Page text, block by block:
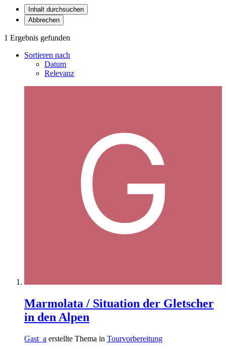
Inhalt durchsuchen
Abbrechen
1 Ergebnis gefunden
Sortieren nach
Datum
Relevanz
Marmolata / Situation der Gletscher
in den Alpen
Gast_a erstellte Thema in Tourvorbereitung